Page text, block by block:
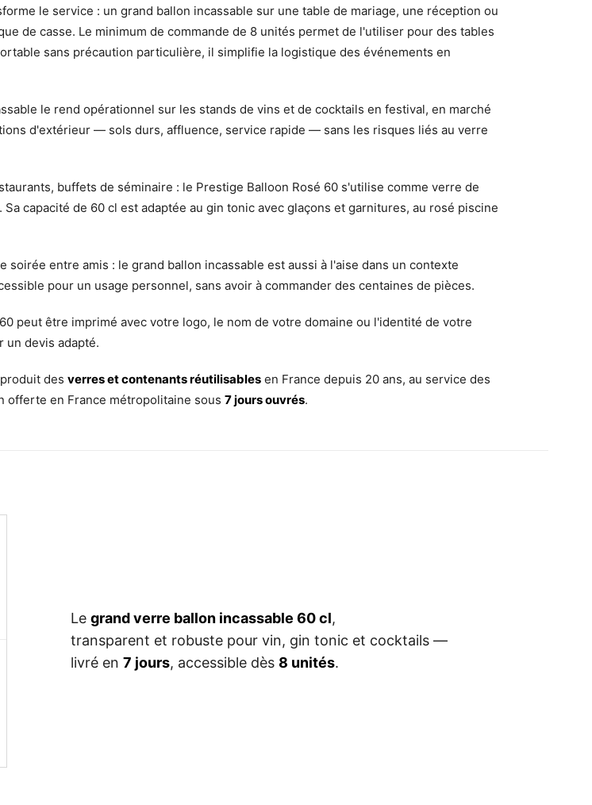
le service : un grand ballon incassable sur une table de mariage, une réception ou
de casse. Le minimum de commande de 8 unités permet de l'utiliser pour des tables
sans précaution particulière, il simplifie la logistique des événements en
le rend opérationnel sur les stands de vins et de cocktails en festival, en marché
d'extérieur — sols durs, affluence, service rapide — sans les risques liés au verre
buffets de séminaire : le Prestige Balloon Rosé 60 s'utilise comme verre de
capacité de 60 cl est adaptée au gin tonic avec glaçons et garnitures, au rosé piscine
entre amis : le grand ballon incassable est aussi à l'aise dans un contexte
pour un usage personnel, sans avoir à commander des centaines de pièces.
peut être imprimé avec votre logo, le nom de votre domaine ou l'identité de votre
un devis adapté.
des verres et contenants réutilisablesen France depuis 20 ans, au service des
offerte en France métropolitaine sous 7 jours ouvrés.
Legrand verre ballon incassable 60 cl,
transparent et robuste pour vin, gin tonic et cocktails —
livré en7 jours, accessible dès 8 unités.